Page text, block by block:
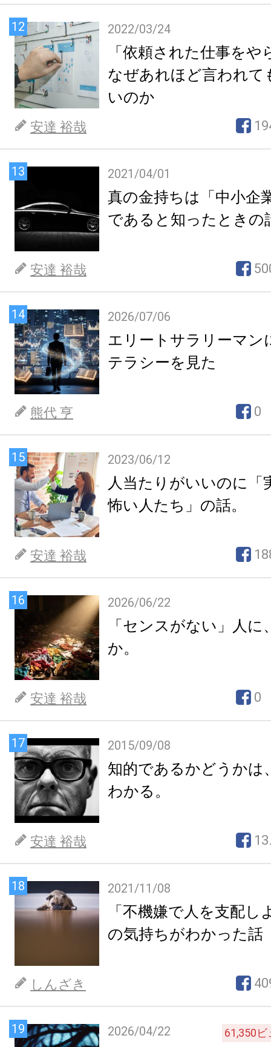
12 2022/03/24
「依頼された仕事を
なぜあれほど言われて
いのか
安達 裕哉
13 2021/04/01
真の金持ちは「中小企
であると知ったときの
安達 裕哉
14 2026/07/06
エリートサラリーマン
テラシーを見た
熊代 亨 0
15 2023/06/12
人当たりがいいのに「
怖い人たち」の話。
安達 裕哉
16 2026/06/22
「センスがない」人
か。
安達 裕哉 0
17 2015/09/08
知的であるかどうかは
わかる。
安達 裕哉
18 2021/11/08
「不機嫌で人を支配し
の気持ちがわかった話
しんざき
19 2026/04/22 61,350ビ